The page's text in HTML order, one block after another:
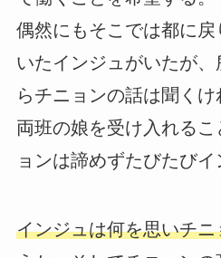
偶然にもそこでは都に
いたインジュがいたが
らチニョンの話は聞くけ
両班の娘を受け入れる
ョンは諦めずたびたびイ
インジュは何を思いチ